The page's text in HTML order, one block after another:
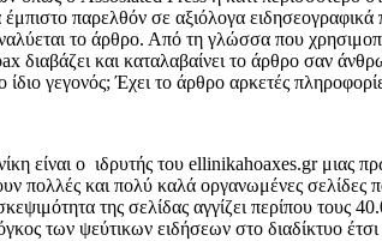
παρελθόν σε αξιόλογα
το άρθρο. Από τη γλώσσα που
διαβάζει και καταλαβαίνει το άρθρο σαν
γεγονός; Έχει το άρθρο αρκετές
είναι ο ιδρυτής του ellinikahoaxes.gr μιας
πολλές και πολύ καλά οργανωμένες σελίδες
της σελίδας αγγίζει περίπου
των ψεύτικων ειδήσεων στο διαδίκτυο